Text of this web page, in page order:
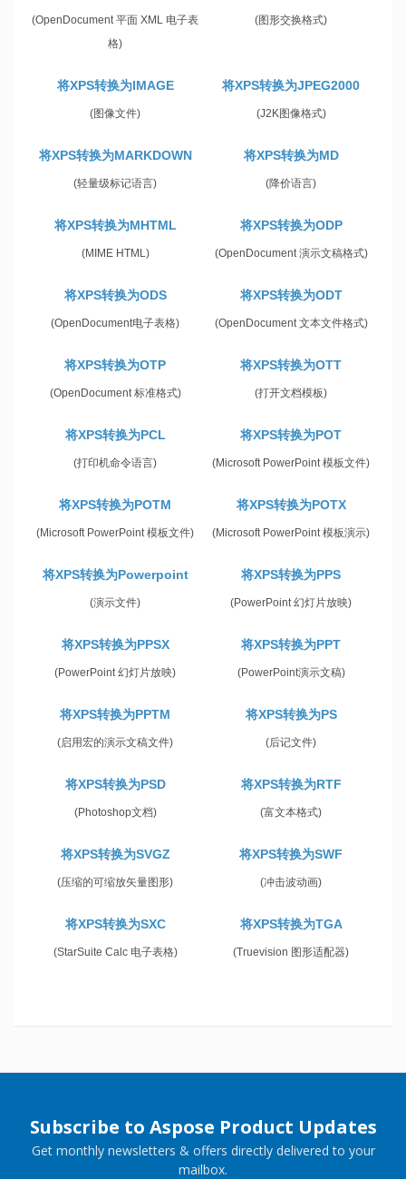
(OpenDocument 平面 XML 电子表
格)
(图形交换格式)
将XPS转换为IMAGE
(图像文件)
将XPS转换为JPEG2000
(J2K图像格式)
将XPS转换为MARKDOWN
(轻量级标记语言)
将XPS转换为MD
(降价语言)
将XPS转换为MHTML
(MIME HTML)
将XPS转换为ODP
(OpenDocument 演示文稿格式)
将XPS转换为ODS
(OpenDocument电子表格)
将XPS转换为ODT
(OpenDocument 文本文件格式)
将XPS转换为OTP
(OpenDocument 标准格式)
将XPS转换为OTT
(打开文档模板)
将XPS转换为PCL
(打印机命令语言)
将XPS转换为POT
(Microsoft PowerPoint 模板文件)
将XPS转换为POTM
(Microsoft PowerPoint 模板文件)
将XPS转换为POTX
(Microsoft PowerPoint 模板演示)
将XPS转换为Powerpoint
(演示文件)
将XPS转换为PPS
(PowerPoint 幻灯片放映)
将XPS转换为PPSX
(PowerPoint 幻灯片放映)
将XPS转换为PPT
(PowerPoint演示文稿)
将XPS转换为PPTM
(启用宏的演示文稿文件)
将XPS转换为PS
(后记文件)
将XPS转换为PSD
(Photoshop文档)
将XPS转换为RTF
(富文本格式)
将XPS转换为SVGZ
(压缩的可缩放矢量图形)
将XPS转换为SWF
(冲击波动画)
将XPS转换为SXC
(StarSuite Calc 电子表格)
将XPS转换为TGA
(Truevision 图形适配器)
Subscribe to Aspose Product Updates
Get monthly newsletters & offers directly delivered to your
mailbox.